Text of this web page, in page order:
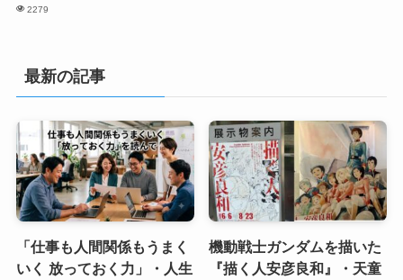
2279
最新の記事
「仕事も人間関係もうまく
いく 放っておく力」・人生
機動戦士ガンダムを描いた
『描く人安彦良和』・天童